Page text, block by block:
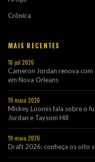
Crônica
MAIS RECENTES
16 jul 2026
Cameron Jordan renova com
em Nova Orleans
19 maio 2026
Mickey Loomis fala sobre o
Jordan e Taysom Hill
19 maio 2026
Draft 2026: conheça os oito